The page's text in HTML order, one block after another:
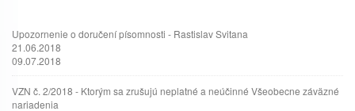
Upozornenie o doručení písomnosti - Rastislav Svitana
21.06.2018
09.07.2018
VZN č. 2/2018 - Ktorým sa zrušujú neplatné a neúčinné Všeobecne záväzné
nariadenia